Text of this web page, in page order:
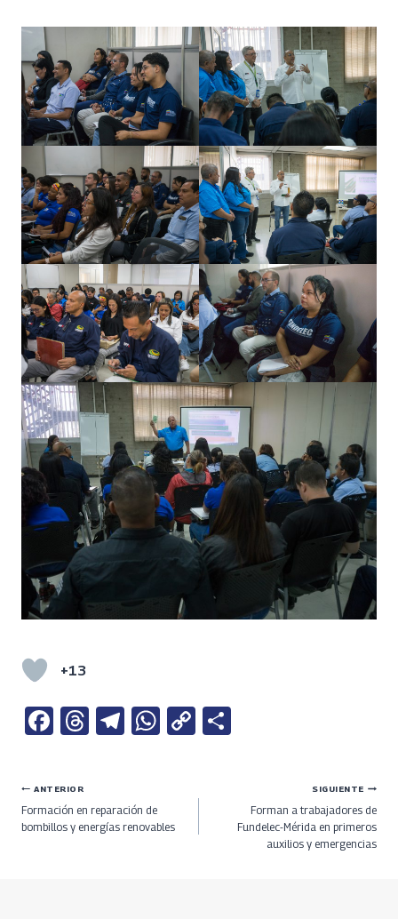
+13
Fa
b
o
o
T
a
ds
Te
a
m
W
A
C
Li
n
Navegación
de
ANTERIOR
Formación en reparación de
bombillos y energías renovables
SIGUIENTE
Forman a trabajadores de
Fundelec-Mérida en primeros
auxilios y emergencias